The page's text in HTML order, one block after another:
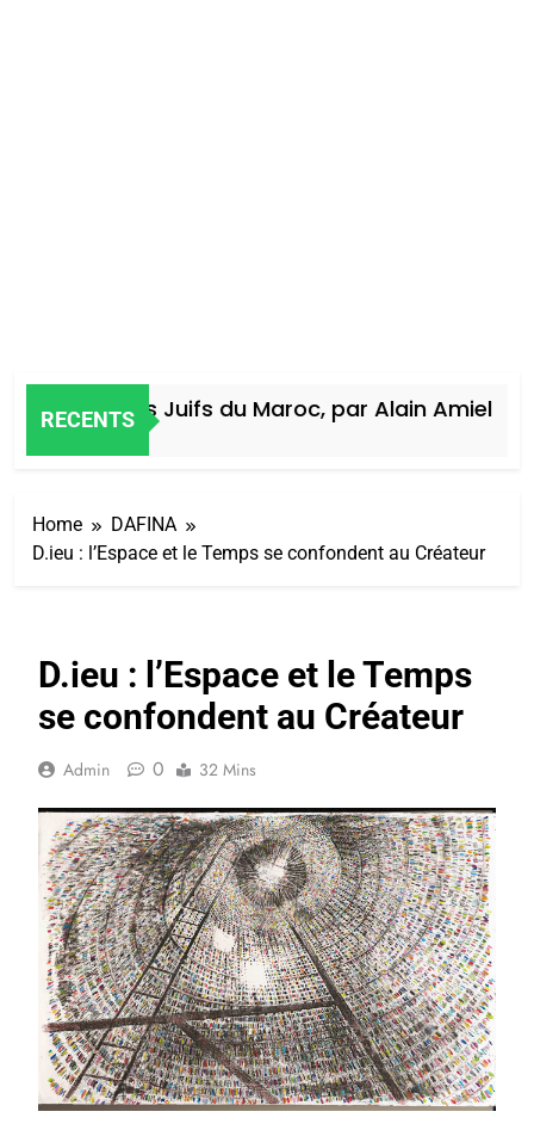
RECENTS
des Juifs du Maroc, par Alain Amiel
Home
DAFINA
D.ieu : l’Espace et le Temps se confondent au Créateur
D.ieu : l’Espace et le Temps
se confondent au Créateur
Admin 0 32 Mins